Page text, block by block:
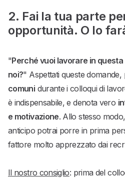
2. Fai la tua parte
opportunità. O lo
"Perché vuoi lavorare in questa
noi?" Aspettati queste
comuni durante i colloqui di
è indispensabile, e denota vero
e motivazione. Allo stesso
anticipo potrai porre in prima
fattore molto apprezzato dai
Il nostro consiglio: prima del